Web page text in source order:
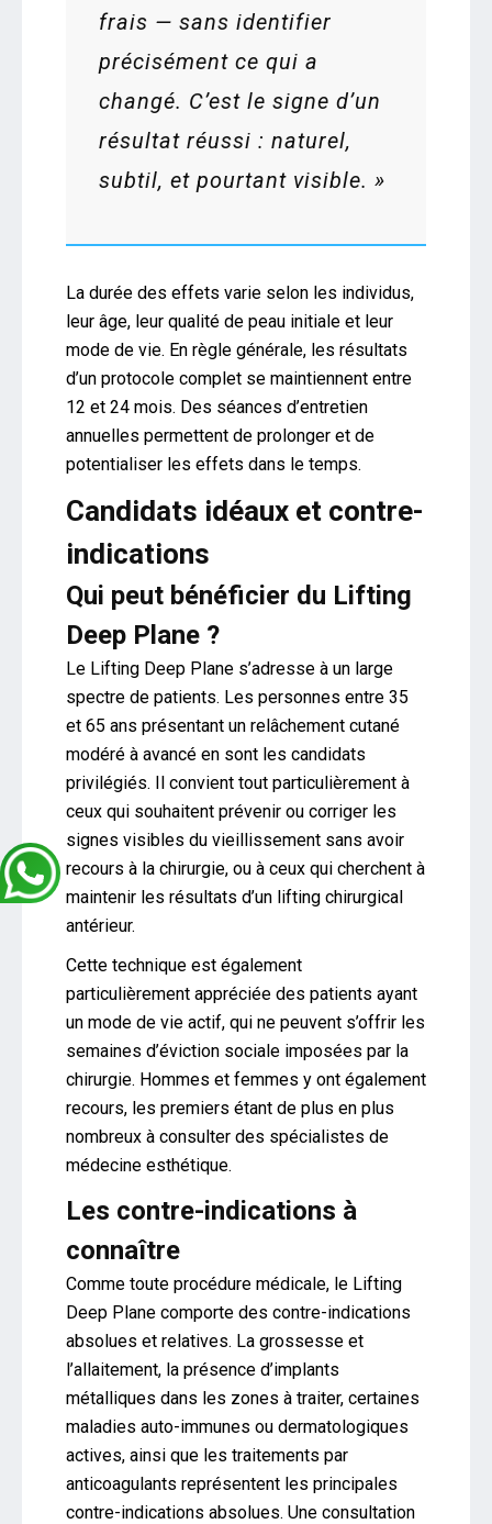
frais — sans identifier
précisément ce qui a
changé. C’est le signe d’un
résultat réussi : naturel,
subtil, et pourtant visible. »
La durée des effets varie selon les individus,
leur âge, leur qualité de peau initiale et leur
mode de vie. En règle générale, les résultats
d’un protocole complet se maintiennent entre
12 et 24 mois. Des séances d’entretien
annuelles permettent de prolonger et de
potentialiser les effets dans le temps.
Candidats idéaux et contre-
indications
Qui peut bénéficier du Lifting
Deep Plane ?
Le Lifting Deep Plane s’adresse à un large
spectre de patients. Les personnes entre 35
et 65 ans présentant un relâchement cutané
modéré à avancé en sont les candidats
privilégiés. Il convient tout particulièrement à
ceux qui souhaitent prévenir ou corriger les
signes visibles du vieillissement sans avoir
recours à la chirurgie, ou à ceux qui cherchent à
maintenir les résultats d’un lifting chirurgical
antérieur.
Cette technique est également
particulièrement appréciée des patients ayant
un mode de vie actif, qui ne peuvent s’offrir les
semaines d’éviction sociale imposées par la
chirurgie. Hommes et femmes y ont également
recours, les premiers étant de plus en plus
nombreux à consulter des spécialistes de
médecine esthétique.
Les contre-indications à
connaître
Comme toute procédure médicale, le Lifting
Deep Plane comporte des contre-indications
absolues et relatives. La grossesse et
l’allaitement, la présence d’implants
métalliques dans les zones à traiter, certaines
maladies auto-immunes ou dermatologiques
actives, ainsi que les traitements par
anticoagulants représentent les principales
contre-indications absolues. Une consultation